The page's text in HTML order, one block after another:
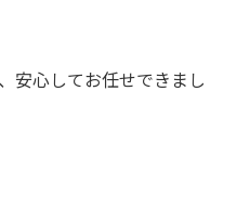
安心してお任せできまし